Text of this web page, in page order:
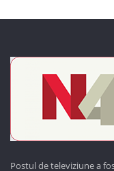
Postul de televiziune a